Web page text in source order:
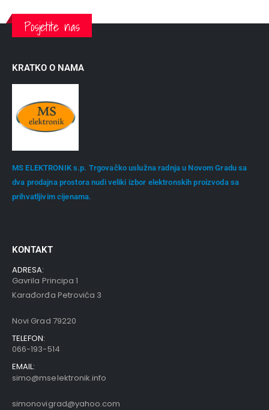
Posjetite nas
KRATKO O NAMA
MS ELEKTRONIK s.p. Trgovačko uslužna radnja u Novom Gradu sa
dva prodajna prostora nudi veliki izbor elektronskih proizvoda sa
prihvatljivim cijenama.
KONTAKT
ADRESA:
Gavrila Principa 1
Karađorđa Petrovića 3
Novi Grad 79220
TELEFON:
066-193-514
EMAIL:
simo@mselektronik.info
simonovigrad@yahoo.com